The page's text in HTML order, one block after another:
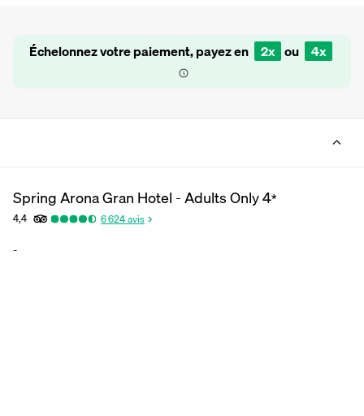
Échelonnez votre paiement, payez en 2x ou 4x
Spring Arona Gran Hotel - Adults Only4*
4,4 6 624avis
-